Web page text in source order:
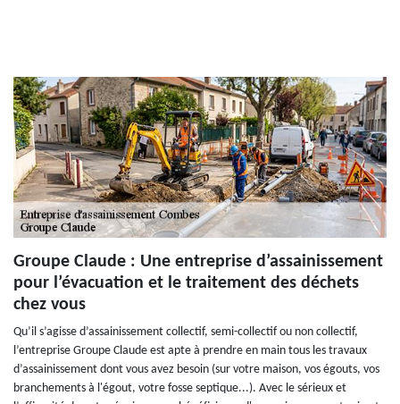
Groupe Claude : Une entreprise d’assainissement
pour l’évacuation et le traitement des déchets
chez vous
Qu’il s’agisse d’assainissement collectif, semi-collectif ou non collectif,
l’entreprise Groupe Claude est apte à prendre en main tous les travaux
d’assainissement dont vous avez besoin (sur votre maison, vos égouts, vos
branchements à l'égout, votre fosse septique...). Avec le sérieux et